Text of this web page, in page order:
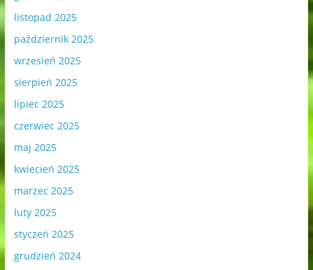
listopad 2025
październik 2025
wrzesień 2025
sierpień 2025
lipiec 2025
czerwiec 2025
maj 2025
kwiecień 2025
marzec 2025
luty 2025
styczeń 2025
grudzień 2024